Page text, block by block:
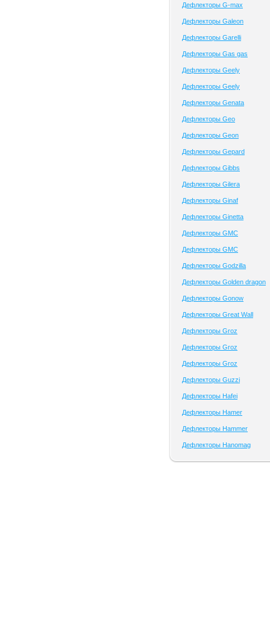
Дефлекторы G-max
Дефлекторы Galeon
Дефлекторы Garelli
Дефлекторы Gas gas
Дефлекторы Geely
Дефлекторы Geely
Дефлекторы Genata
Дефлекторы Geo
Дефлекторы Geon
Дефлекторы Gepard
Дефлекторы Gibbs
Дефлекторы Gilera
Дефлекторы Ginaf
Дефлекторы Ginetta
Дефлекторы GMC
Дефлекторы GMC
Дефлекторы Godzilla
Дефлекторы Golden dragon
Дефлекторы Gonow
Дефлекторы Great Wall
Дефлекторы Groz
Дефлекторы Groz
Дефлекторы Groz
Дефлекторы Guzzi
Дефлекторы Hafei
Дефлекторы Hamer
Дефлекторы Hammer
Дефлекторы Hanomag